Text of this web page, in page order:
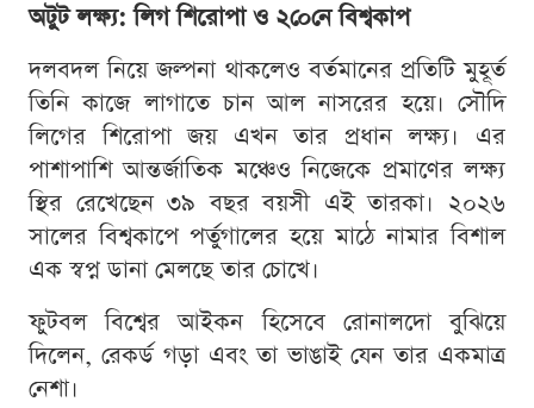
অটুট লক্ষ্য: লিগ শিরোপা ও ২০েনে বিশ্বকাপ
দলবদল নিয়ে জল্পনা থাকলেও বর্তমানের প্রতিটি মুহূর্ত
তিনি কাজে লাগাতে চান আল নাসরের হয়ে। সৌদি
লিগের শিরোপা জয় এখন তার প্রধান লক্ষ্য। এর
পাশাপাশি আন্তর্জাতিক মঞ্চেও নিজেকে প্রমাণের লক্ষ্য
স্থির রেখেছেন ৩৯ বছর বয়সী এই তারকা। ২০২৬
সালের বিশ্বকাপে পর্তুগালের হয়ে মাঠে নামার বিশাল
এক স্বপ্ন ডানা মেলছে তার চোখে।
ফুটবল বিশ্বের আইকন হিসেবে রোনালদো বুঝিয়ে
দিলেন, রেকর্ড গড়া এবং তা ভাঙাই যেন তার একমাত্র
নেশা।